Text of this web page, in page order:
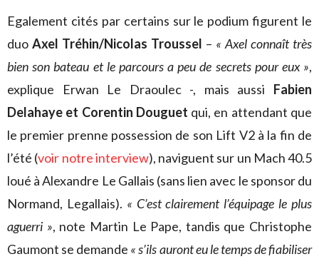
Egalement cités par certains sur le podium figurent le
duo Axel Tréhin/Nicolas Troussel – « Axel connaît très
bien son bateau et le parcours a peu de secrets pour eux »,
explique Erwan Le Draoulec -, mais aussi Fabien
Delahaye et Corentin Douguet qui, en attendant que
le premier prenne possession de son Lift V2 à la fin de
l’été (voir notre interview), naviguent sur un Mach 40.5
loué à Alexandre Le Gallais (sans lien avec le sponsor du
Normand, Legallais). « C’est clairement l’équipage le plus
aguerri », note Martin Le Pape, tandis que Christophe
Gaumont se demande « s’ils auront eu le temps de fiabiliser